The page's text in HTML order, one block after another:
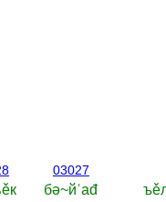
03027
бә~йˈаđ